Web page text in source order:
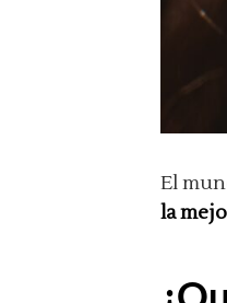
El
la